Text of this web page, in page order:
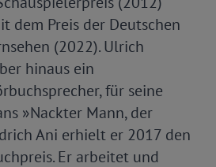
dem Preis der Deutschen
(2022). Ulrich
hinaus ein
für seine
»Nackter Mann, der
Ani erhielt er 2017 den
Er arbeitet und